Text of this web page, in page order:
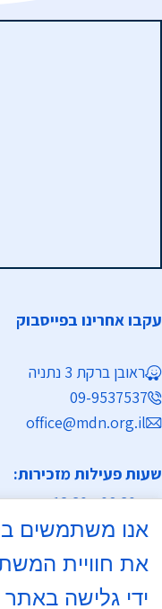
עקבו אחרינו בפייסבוק
ראובן ברקת 3 נתניה
09-9537537
office@mdn.org.il
שעות פעילות מזכירות:
א-ה 08:30 - 12:30
א, ד 16:00- 18:00
את חוויית
ידי גלישה